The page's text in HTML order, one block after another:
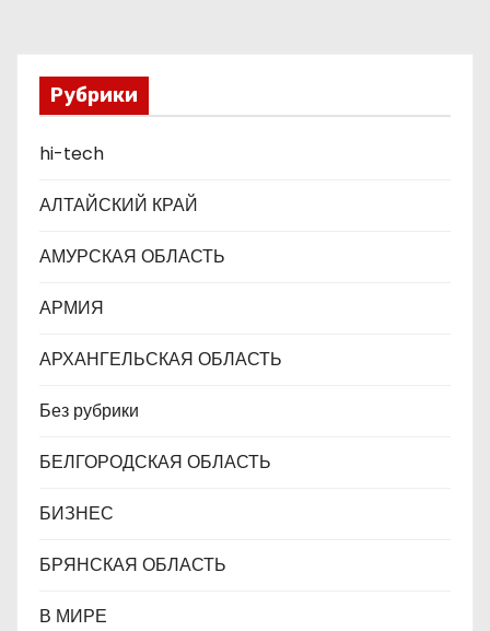
п
м
Рубрики
hi-tech
АЛТАЙСКИЙ КРАЙ
АМУРСКАЯ ОБЛАСТЬ
АРМИЯ
АРХАНГЕЛЬСКАЯ ОБЛАСТЬ
Без рубрики
БЕЛГОРОДСКАЯ ОБЛАСТЬ
БИЗНЕС
БРЯНСКАЯ ОБЛАСТЬ
В МИРЕ